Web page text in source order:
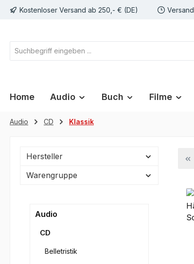
Zur Hauptnavigation springen
Kostenloser Versand ab 250,- € (DE)
Home Audio Buch Filme
Audio CD Klassik
Hersteller
Warengruppe
Audio
CD
Belletristik